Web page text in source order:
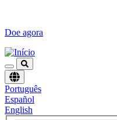
Doe agora
Escolha
um
idioma
Português
Español
English